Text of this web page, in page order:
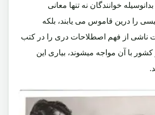
خوانندگان نه تنها معانی
را درین قاموس می یابند، بلکه
ناشی از فهم اصطلاحات دری را در کتب
با آن مواجه میشوند، بیاری این